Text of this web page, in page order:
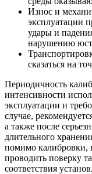
Износ и
эксплуатации
удары и
нарушению
сказаться на
Периодичность
интенсивности
эксплуатации и
случае,
а также после
длительного
помимо калибровки,
проводить поверку
соответствия